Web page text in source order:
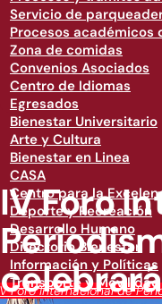
Servicio de
Procesos académicos
Zona de comidas
Convenios Asociados
Centro de Idiomas
Egresados
Bienestar Universitario
Arte y Cultura
Bienestar en Linea
CASA
Centro para la
Deporte y Recreación
Desarrollo Humano
Directorio Bienestar
Información y Políticas
Transporte y Movilidad
Foro Internacional de
IV Foro